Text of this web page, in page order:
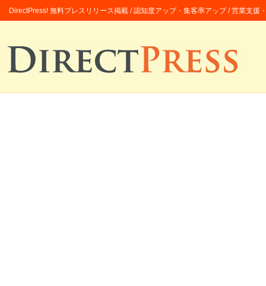
DirectPress! 無料プレスリリース掲載 / 認知度アップ・集客率アップ / 営業支援